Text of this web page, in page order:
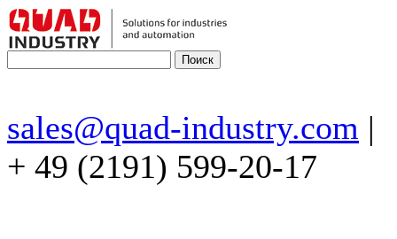
sales@quad-industry.com |
+ 49 (2191) 599-20-17